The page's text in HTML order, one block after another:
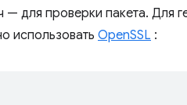
— для проверки пакета. Для
использовать OpenSSL :